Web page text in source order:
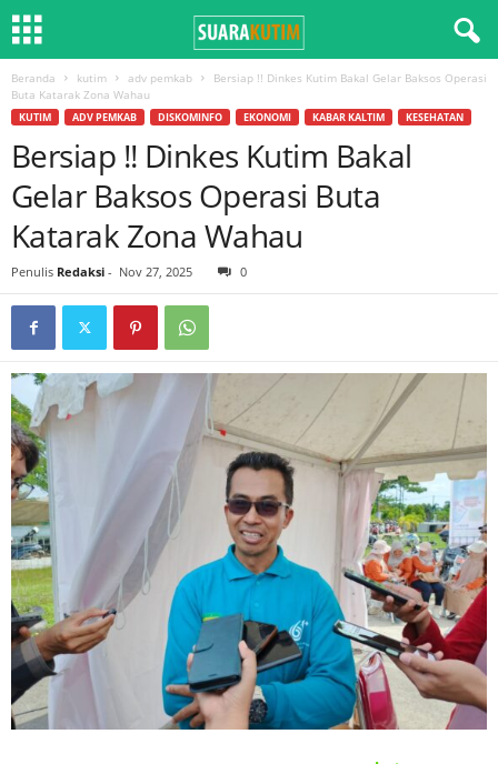
Beranda kutim adv pemkab
Bersiap !! Dinkes Kutim Bakal Gelar Baksos Operasi
Buta Katarak Zona Wahau
KUTIM ADV PEMKAB DISKOMINFO EKONOMI KABAR KALTIM KESEHATAN
Bersiap !! Dinkes Kutim Bakal
Gelar Baksos Operasi Buta
Katarak Zona Wahau
Penulis Redaksi - Nov 27, 2025 0